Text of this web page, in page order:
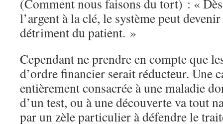
(Comment nous faisons du tort) : «
l’argent à la clé, le système peut
détriment du patient. »
Cependant ne prendre en compte que
d’ordre financier serait réducteur. Une
entièrement consacrée à une maladie
d’un test, ou à une découverte va tout
par un zèle particulier à défendre le